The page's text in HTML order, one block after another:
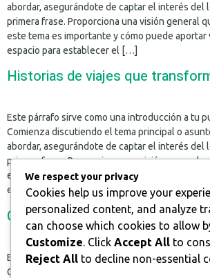
abordar, asegurándote de captar el interés del
primera frase. Proporciona una visión general
este tema es importante y cómo puede aportar
espacio para establecer el […]
Historias de viajes que
Este párrafo sirve como una introducción a tu
Comienza discutiendo el tema principal o
abordar, asegurándote de captar el interés del
primera frase. Proporciona una visión general
este tema es importante y cómo puede aportar
espacio para establecer el […]
Cómo encontrar inspiración en lo
Este párrafo sirve como una introducción a tu
Comienza discutiendo el tema principal o
We respect your privacy
Cookies help us improve your
personalized content, and analyze
can choose which cookies to allow
Customize. Click Accept All to
Reject All to decline non-essential